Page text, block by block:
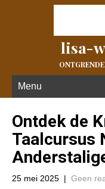
lisa-
Menu
Ontdek de
Taalcursus
25 mei 2025 | Geen